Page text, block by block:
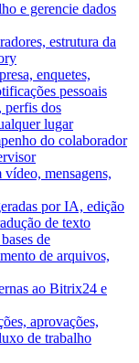
e gerencie dados
estrutura da
enquetes,
pessoais
perfis dos
lugar
do colaborador
mensagens,
por IA, edição
de texto
de
de arquivos,
ao Bitrix24 e
aprovações,
de trabalho